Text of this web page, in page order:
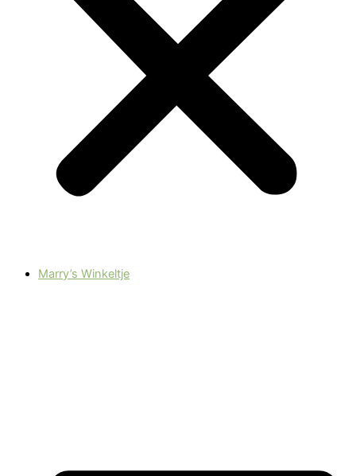
Marry’s Winkeltje